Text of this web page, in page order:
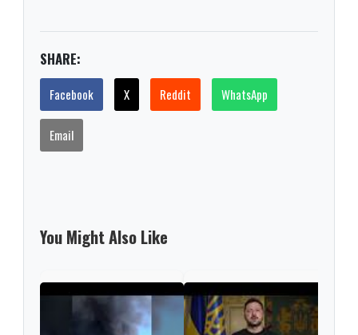
SHARE:
Facebook X Reddit WhatsApp
Email
You Might Also Like